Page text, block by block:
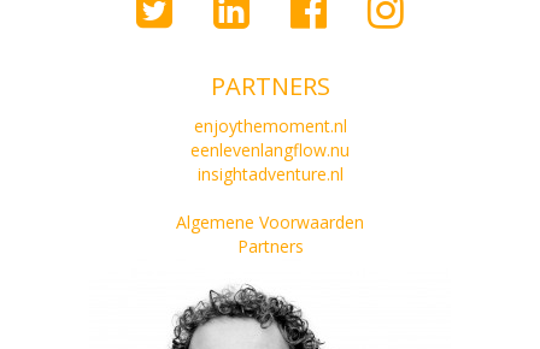
PARTNERS
enjoythemoment.nl
eenlevenlangflow.nu
insightadventure.nl
Algemene Voorwaarden
Partners